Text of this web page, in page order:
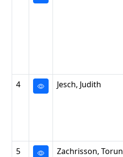
4
Jesch, Judith
5
Zachrisson, Torun